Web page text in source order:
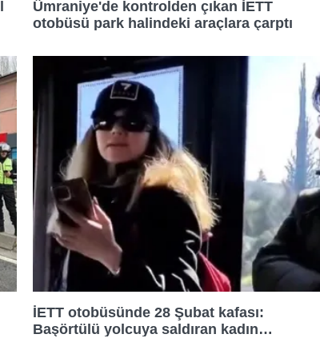
Ümraniye'de kontrolden çıkan İETT
otobüsü park halindeki araçlara çarptı
İETT otobüsünde 28 Şubat kafası:
Başörtülü yolcuya saldıran kadın